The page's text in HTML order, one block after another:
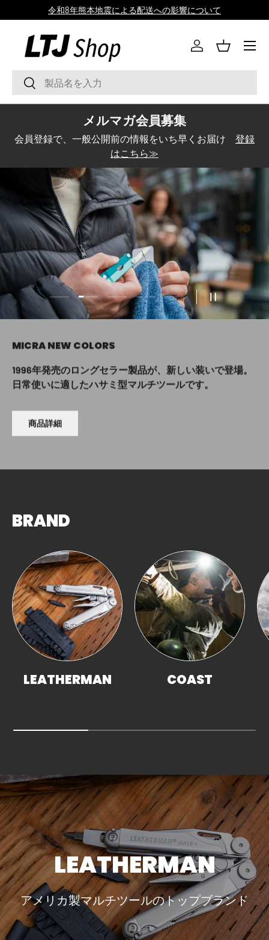
コンテンツへスキップ
8年熊本地震による配送への影響について
検索検索
ログインバスケッ
メニュ
メルマガ会員募集
会員登録で、一般公開前の情報をいち早くお届け 登録
はこちら≫
LEATHERMANから、MagnaCut鋼材 G10ハンドル採用の
MICRA NEW COLORS
1996年発売のロングセラー製品が、新しい装いで登場。
日常使いに適したハサミ型マルチツールです。
商品詳細
LEATHERMANが40年かけて辿り着いた答え。
豪雨も粉塵も怖くない、IP68タフ仕様。
狩猟・山岳・災害支援にも対応。
装備運搬を極める、プロフェッショナルの選択。
スライドを読み込む 1 の 5
スライドを読み込む 2 の 5
スライドを読み込む 3 の 5
スライドを読み込む 4 の 5
スライドを読み込む 5
スライドショ
BRAND
LEATHERMAN COAST
LEATHERMAN
アメリカ製マルチツールのトップブランド